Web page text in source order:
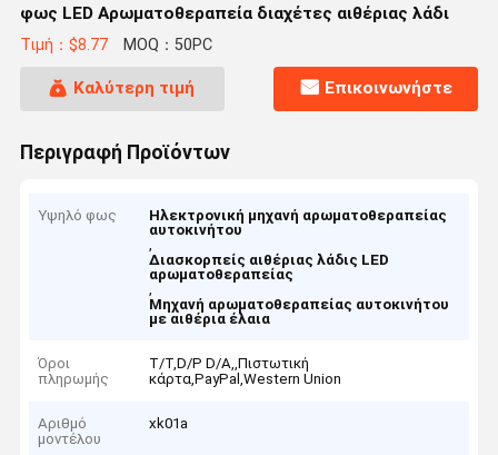
φως LED Αρωματοθεραπεία διαχέτες αιθέριας λάδι
Τιμή：$8.77 MOQ：50PC
Καλύτερη τιμή Επικοινωνήστε
Περιγραφή Προϊόντων
Υψηλό φως
Ηλεκτρονική μηχανή αρωματοθεραπείας
αυτοκινήτου
,
Διασκορπείς αιθέριας λάδις LED
αρωματοθεραπείας
,
Μηχανή αρωματοθεραπείας αυτοκινήτου
με αιθέρια έλαια
Όροι
πληρωμής
T/T,D/P D/A,,Πιστωτική
κάρτα,PayPal,Western Union
Αριθμό
μοντέλου
xk01a